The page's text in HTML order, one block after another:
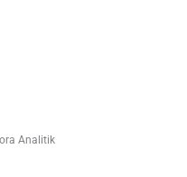
Analitik